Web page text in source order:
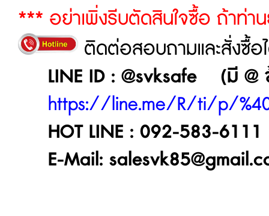
*** อย่าเพิ่งรีบตัดสินใจซื้อ ถ้าท่าน
ติดต่อสอบถามและสั่งซื้อ
LINE ID : @svksafe (มี @
https://line.me/R/ti/p/
HOT LINE : 092-583-6111
E-Mail: